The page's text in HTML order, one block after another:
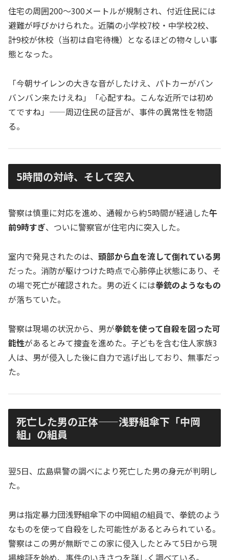
住宅の周囲200〜300メートルが規制され、付近住民には
避難が呼びかけられた。近隣の小学校7校・中学校2校、
計9校が休校（当初は自宅待機）となるほどの物々しい事
態となった。
「今朝サイレンの大きな音がしたけえ、パトカーがバン
バンバン来たけえね」「心配すね。こんな近所では初め
てですね」——周辺住民の証言が、事件の異常性を物語
る。
5時間の対峙、そして突入
警察は慎重に対応を進め、通報から約5時間が経過した午
前9時すぎ、ついに警察官が住宅内に突入した。
室内で発見されたのは、 頭部から血を流して倒れている男
だった。消防が駆けつけた時点で心肺停止状態にあり、そ
の場で死亡が確認された。男の近くには拳銃のようなもの
が落ちていた。
警察は現場の状況から、男が拳銃を使って自殺を図った可
能性があるとみて捜査を進めた。子どもを含む住人家族3
人は、男が侵入した後に自力で逃げ出しており、無事だっ
た。
死亡した男の正体——浅野組傘下「中岡
組」の組員
翌5日、広島県警の調べにより死亡した男の身元が判明し
た。
男は指定暴力団浅野組傘下の中岡組の組員で、拳銃のよう
なものを使って自殺をした可能性があるとみられている。
警察はこの男が無断でこの家に侵入したとみて5日から現
場検証を始め、事件のいきさつを詳しく調べている。